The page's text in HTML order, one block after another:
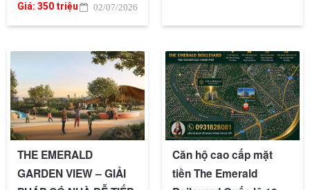
Giá: 350 triệu 02/07/2026
THE EMERALD
GARDEN VIEW – GIẢI
Căn hộ cao cấp mặt
tiền The Emerald